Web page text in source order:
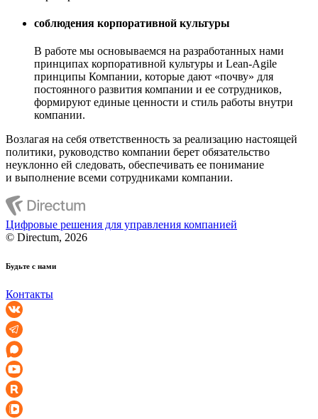
соблюдения корпоративной культуры
В работе мы основываемся на разработанных нами
принципах корпоративной культуры и Lean-Agile
принципы Компании, которые дают «почву» для
постоянного развития компании и ее сотрудников,
формируют единые ценности и стиль работы внутри
компании.
Возлагая на себя ответственность за реализацию настоящей
политики, руководство компании берет обязательство
неуклонно ей следовать, обеспечивать ее понимание
и выполнение всеми сотрудниками компании.
Цифровые решения для управления компанией
© Directum, 2026
Будьте с нами
Контакты